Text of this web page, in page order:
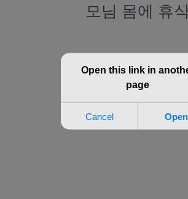
모님 몸에 휴식